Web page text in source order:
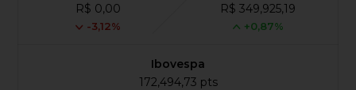
R$ 0,00
-3,12%
R$ 349,925,19
+0,87%
Ibovespa
172,494,73 pts